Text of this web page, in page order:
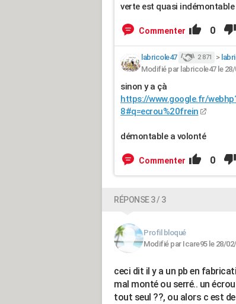
verte est quasi indémontable
Commenter 0
labricole47 2 871 >
Modifié par labricole47 le 28/
sinon y a çà
https://www.google.fr/
8#q=ecrou%20frein
démontable a volonté
Commenter 0
RÉPONSE 3 / 3
Profil bloqué
Modifié par Icare95 le 28/
ceci dit il y a un pb en
mal monté ou serré.. un
tout seul ??, ou alors c est